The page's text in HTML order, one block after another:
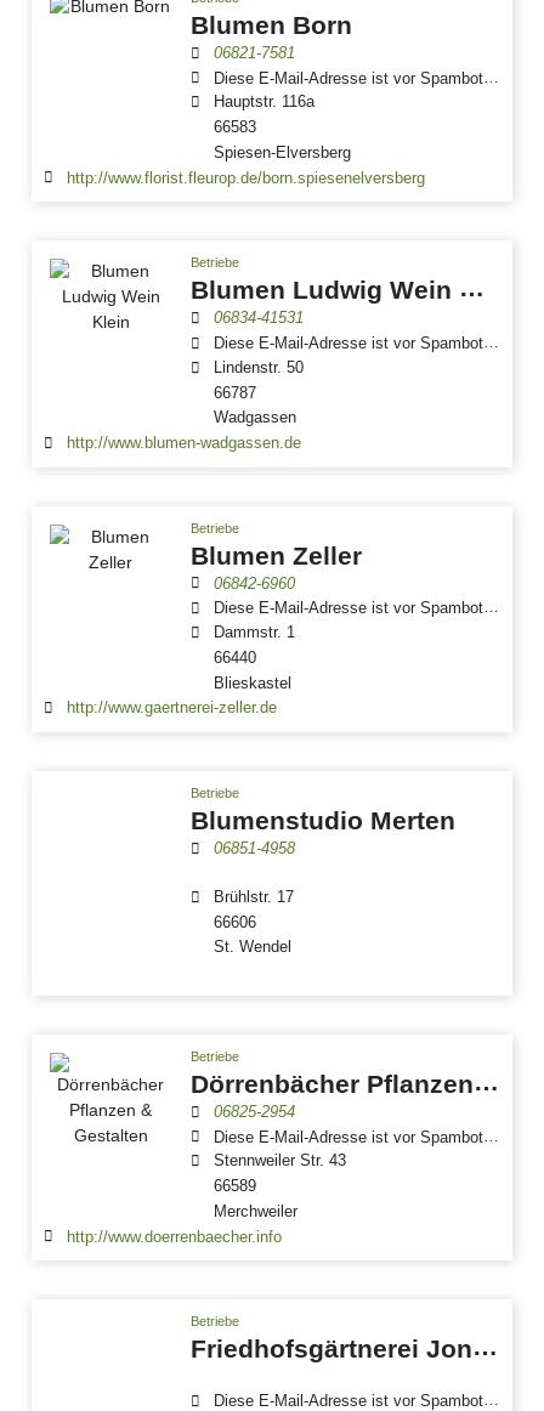
Blumen Born
06821-7581
Diese E-Mail-Adresse ist vor Spambots geschützt! Zur Anzeige muss JavaScript eingeschaltet sein.
Hauptstr. 116a
66583
Spiesen-Elversberg
http://www.florist.fleurop.de/born.spiesenelversberg
Betriebe
Blumen Ludwig Wein Klein
06834-41531
Diese E-Mail-Adresse ist vor Spambots geschützt! Zur Anzeige muss JavaScript eingeschaltet sein.
Lindenstr. 50
66787
Wadgassen
http://www.blumen-wadgassen.de
Betriebe
Blumen Zeller
06842-6960
Diese E-Mail-Adresse ist vor Spambots geschützt! Zur Anzeige muss JavaScript eingeschaltet sein.
Dammstr. 1
66440
Blieskastel
http://www.gaertnerei-zeller.de
Betriebe
Blumenstudio Merten
06851-4958
Brühlstr. 17
66606
St. Wendel
Betriebe
Dörrenbächer Pflanzen & Gestalten
06825-2954
Diese E-Mail-Adresse ist vor Spambots geschützt! Zur Anzeige muss JavaScript eingeschaltet sein.
Stennweiler Str. 43
66589
Merchweiler
http://www.doerrenbaecher.info
Betriebe
Friedhofsgärtnerei Jonas Birkenmeier
Diese E-Mail-Adresse ist vor Spambots geschützt! Zur Anzeige muss JavaScript eingeschaltet sein.